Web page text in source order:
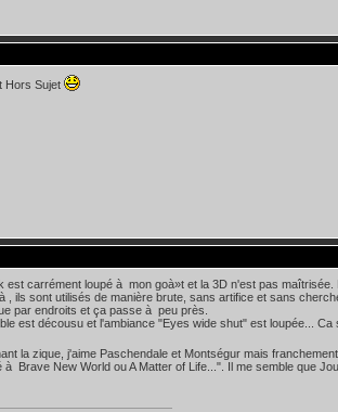
Hors Sujet
est carrément loupé à mon goà»t et la 3D n'est pas
, ils sont utilisés de manière brute, sans artifice et sans
par endroits et ça passe à peu près.
est décousu et l'ambiance "Eyes wide shut" est loupée... Ca
la zique, j'aime Paschendale et Montségur mais
à Brave New World ou A Matter of Life...". Il me semble que